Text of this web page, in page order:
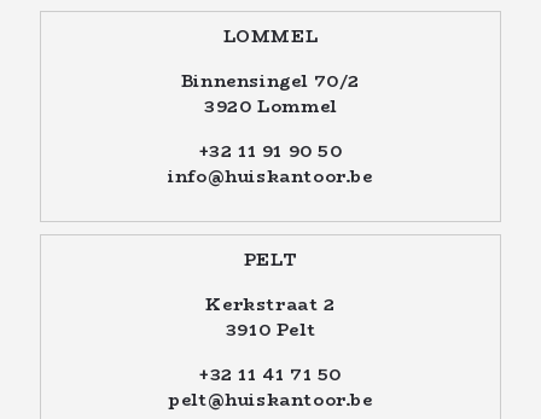
LOMMEL
Binnensingel 70/2
3920 Lommel
+32 11 91 90 50
info@huiskantoor.be
PELT
Kerkstraat 2
3910 Pelt
+32 11 41 71 50
pelt@huiskantoor.be